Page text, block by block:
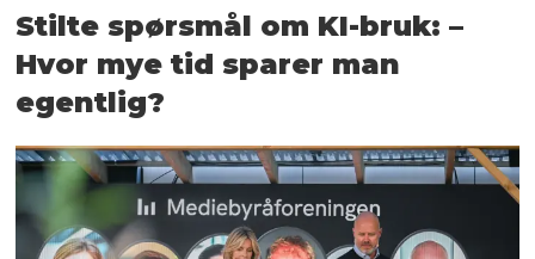
Stilte spørsmål om KI-bruk: –
Hvor mye tid sparer man
egentlig?